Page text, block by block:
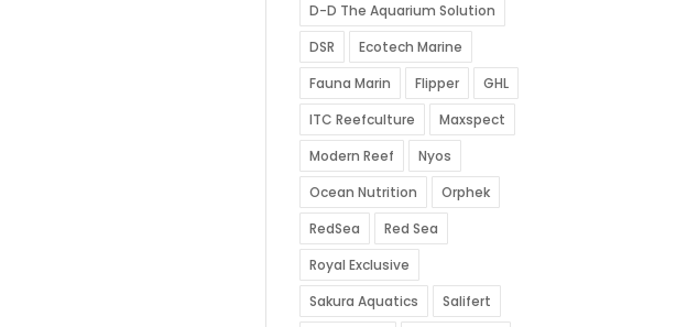
D-D The Aquarium Solution
DSR
Ecotech Marine
Fauna Marin
Flipper
GHL
ITC Reefculture
Maxspect
Modern Reef
Nyos
Ocean Nutrition
Orphek
RedSea
Red Sea
Royal Exclusive
Sakura Aquatics
Salifert